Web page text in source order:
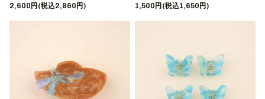
2,600円(税込2,860円) 1,500円(税込1,650円)